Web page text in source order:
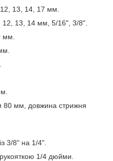
13, 14, 17 мм.
12, 13, 14 мм, 5/16", 3/8".
мм.
80 мм, довжина стрижня
3/8" на 1/4".
1/4 дюйми.